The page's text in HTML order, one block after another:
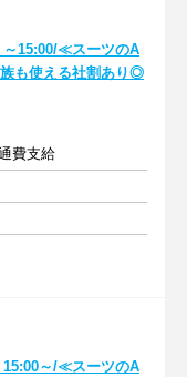
～15:00/≪スーツのA
も使える社割あり◎
費支給
15:00～/≪スーツのA